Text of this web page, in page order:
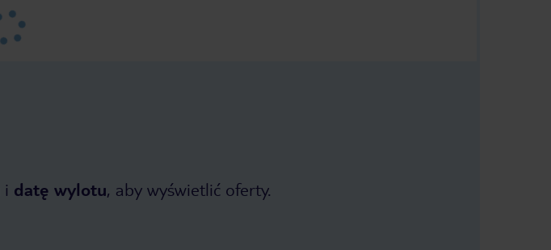
i datę wylotu, aby wyświetlić oferty.